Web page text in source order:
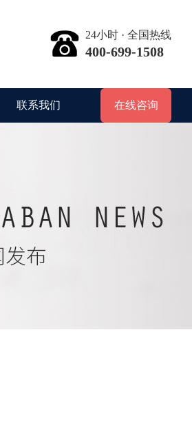
24小时 · 全国热线
400-699-1508
联系我们 在线咨询